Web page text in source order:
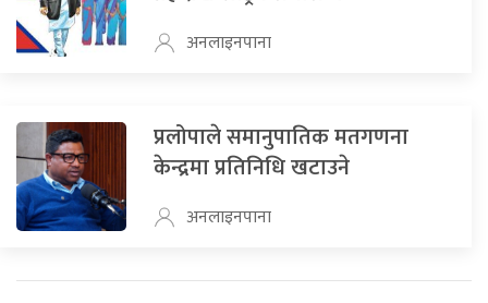
अनलाइनपाना
प्रलोपाले समानुपातिक मतगणना
केन्द्रमा प्रतिनिधि खटाउने
अनलाइनपाना